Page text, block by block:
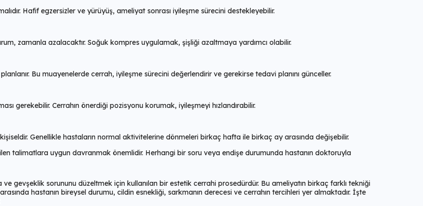
Hafif egzersizler ve yürüyüş, ameliyat sonrası iyileşme sürecini destekleyebilir.
zamanla azalacaktır. Soğuk kompres uygulamak, şişliği azaltmaya yardımcı olabilir.
Bu muayenelerde cerrah, iyileşme sürecini değerlendirir ve gerekirse tedavi planını günceller.
gerekebilir. Cerrahın önerdiği pozisyonu korumak, iyileşmeyi hızlandırabilir.
Genellikle hastaların normal aktivitelerine dönmeleri birkaç hafta ile birkaç ay arasında değişebilir.
talimatlara uygun davranmak önemlidir. Herhangi bir soru veya endişe durumunda hastanın doktoruyla
gevşeklik sorununu düzeltmek için kullanılan bir estetik cerrahi prosedürdür. Bu ameliyatın birkaç farklı tekniği
hastanın bireysel durumu, cildin esnekliği, sarkmanın derecesi ve cerrahın tercihleri yer almaktadır. İşte